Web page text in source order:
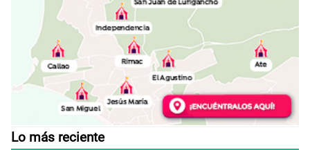
Lo más reciente